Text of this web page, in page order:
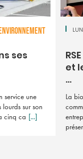
ses
service une
sur son
cinq ca [...]
et
...
La